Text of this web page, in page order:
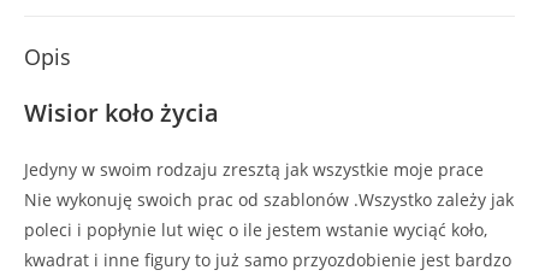
Opis
Wisior koło życia
Jedyny w swoim rodzaju zresztą jak wszystkie moje prace
Nie wykonuję swoich prac od szablonów .Wszystko zależy jak
poleci i popłynie lut więc o ile jestem wstanie wyciąć koło,
kwadrat i inne figury to już samo przyozdobienie jest bardzo